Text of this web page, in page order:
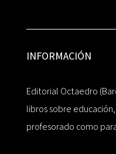
INFORMACIÓN
Editorial Octaedro
libros sobre
profesorado como